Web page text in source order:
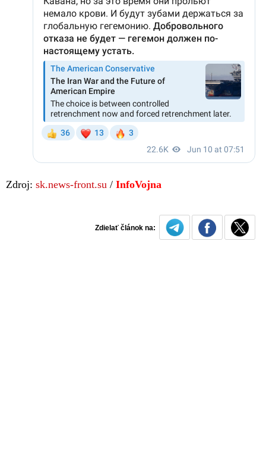
Zdroj: sk.news-front.su / InfoVojna
Zdielať článok na: